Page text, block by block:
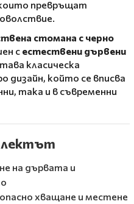
превръщат
стомана с черно
с естествени дървени
класическа
дизайн, който се вписва
така и в съвременни
на дървата и
хващане и местене